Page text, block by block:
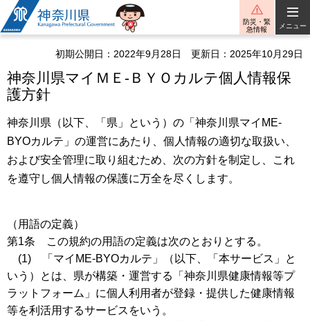
神奈川県
防災・緊
急情報
メニュー
初期公開日：2022年9月28日 更新日：2025年10月29日
神奈川県マイＭＥ-ＢＹＯカルテ個人情報保
護方針
神奈川県（以下、「県」という）の「神奈川県マイME-
BYOカルテ」の運営にあたり、個人情報の適切な取扱い、
および安全管理に取り組むため、次の方針を制定し、これ
を遵守し個人情報の保護に万全を尽くします。
（用語の定義）
第1条 この規約の用語の定義は次のとおりとする。
(1) 「マイME-BYOカルテ」（以下、「本サービス」と
いう）とは、県が構築・運営する「神奈川県健康情報等プ
ラットフォーム」に個人利用者が登録・提供した健康情報
等を利活用するサービスをいう。